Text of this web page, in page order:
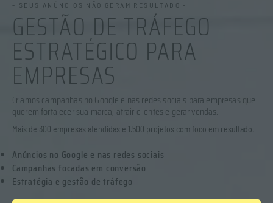
- SEUS ANÚNCIOS NÃO GERAM RESULTADO -
GESTÃO DE TRÁFEGO
ESTRATÉGICO PARA
EMPRESAS
Criamos campanhas no Google e nas redes sociais para empresas que
querem fortalecer sua marca, atrair clientes e gerar vendas.
Mais de 300 empresas atendidas e 1.500 projetos com foco em resultado.
Anúncios no Google e nas redes sociais
Campanhas focadas em conversão
Estratégia e gestão de tráfego